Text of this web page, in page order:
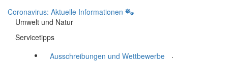
Coronavirus: Aktuelle Informationen
Umwelt und Natur
Servicetipps
Ausschreibungen und Wettbewerbe
.